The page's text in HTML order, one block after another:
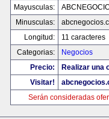
Mayusculas:
Minusculas:
Longitud:
11 caracteres
Categorias:
Negocios
Precio:
Realizar una
Visitar!
Serán consideradas